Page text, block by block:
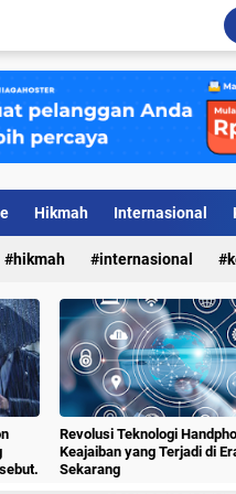
Hikmah Internasional
hikmah internasional
Revolusi Teknologi
Keajaiban yang Terjadi di
Sekarang